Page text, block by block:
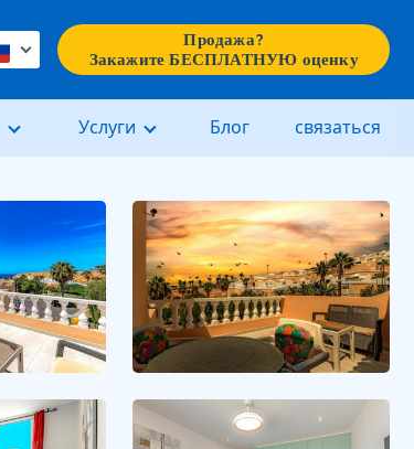
Продажа?
Закажите БЕСПЛАТНУЮ оценку
Услуги Блог связаться